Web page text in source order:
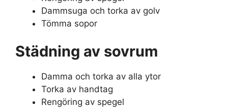
Dammsuga och torka av golv
Tömma sopor
Städning av sovrum
Damma och torka av alla ytor
Torka av handtag
Rengöring av spegel